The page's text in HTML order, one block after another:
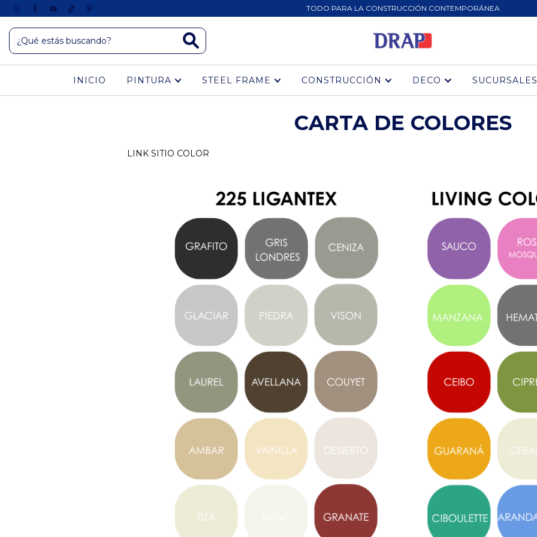
TODO PARA LA CONSTRUCCIÓN CONTEMPORÁNEA
INICIO PINTURA STEEL FRAME CONSTRUCCIÓN DECO SUCURSALES
CARTA DE COLORES
LINK SITIO COLOR